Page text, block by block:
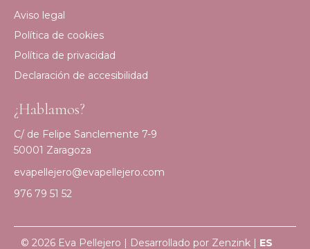
Aviso legal
Política de cookies
Política de privacidad
Declaración de accesibilidad
¿Hablamos?
C/ de Felipe Sanclemente 7-9
50001 Zaragoza
evapellejero@evapellejero.com
976 79 51 52
© 2026 Eva Pellejero | Desarrollado por Zenzink | ES